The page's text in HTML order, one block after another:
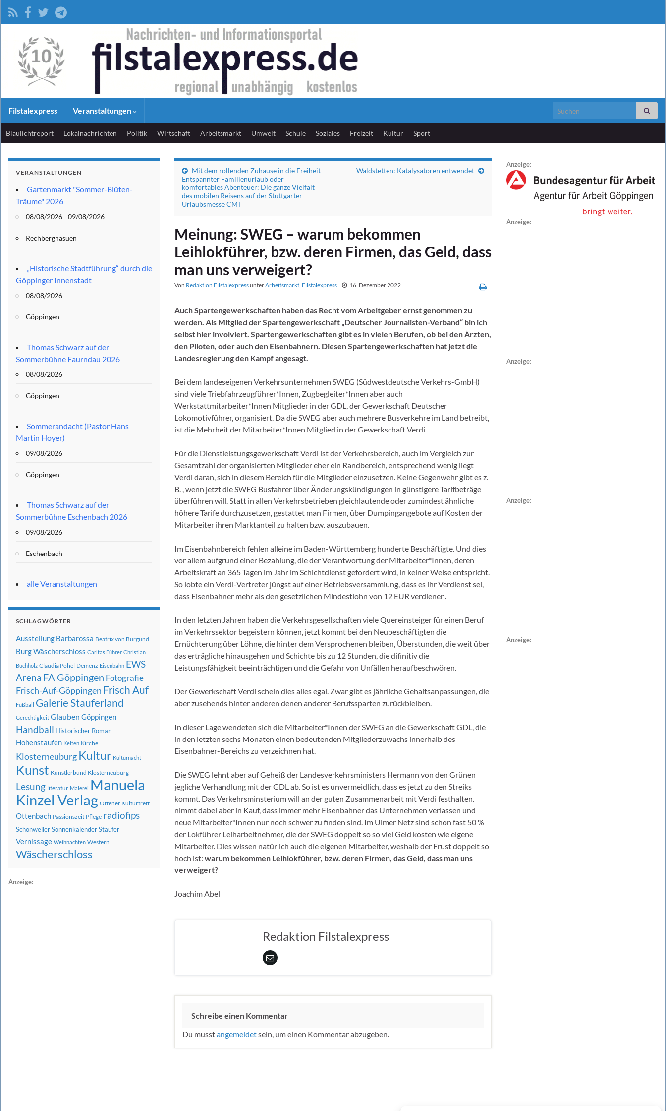
Filstalexpress Veranstaltungen Search for:
Blaulichtreport Lokalnachrichten Politik Wirtschaft Arbeitsmarkt Umwelt Schule Soziales Freizeit Kultur Sport
Mit dem rollenden Zuhause in die Freiheit
Entspannter Familienurlaub oder
komfortables Abenteuer: Die ganze Vielfalt
des mobilen Reisens auf der Stuttgarter
Urlaubsmesse CMT
Waldstetten: Katalysatoren entwendet
Meinung: SWEG – warum bekommen
Leihlokführer, bzw. deren Firmen, das Geld, dass
man uns verweigert?
Von Redaktion FilstalexpressunterArbeitsmarkt, Filstalexpress 16. Dezember 2022
Auch Spartengewerkschaften haben das Recht vom Arbeitgeber ernst genommen zu
werden. Als Mitglied der Spartengewerkschaft „Deutscher Journalisten-Verband“ bin ich
selbst hier involviert. Spartengewerkschaften gibt es in vielen Berufen, ob bei den Ärzten,
den Piloten, oder auch den Eisenbahnern. Diesen Spartengewerkschaften hat jetzt die
Landesregierung den Kampf angesagt.
Bei dem landeseigenen Verkehrsunternehmen SWEG (Südwestdeutsche Verkehrs-GmbH)
sind viele Triebfahrzeugführer*Innen, Zugbegleiter*Innen aber auch
Werkstattmitarbeiter*Innen Mitglieder in der GDL, der Gewerkschaft Deutscher
Lokomotivführer, organisiert. Da die SWEG aber auch mehrere Busverkehre im Land betreibt,
ist die Mehrheit der Mitarbeiter*Innen Mitglied in der Gewerkschaft Verdi.
Für die Dienstleistungsgewerkschaft Verdi ist der Verkehrsbereich, auch im Vergleich zur
Gesamtzahl der organisierten Mitglieder eher ein Randbereich, entsprechend wenig liegt
Verdi daran, sich in diesem Bereich für die Mitglieder einzusetzen. Keine Gegenwehr gibt es z.
B. , wenn jetzt die SWEG Busfahrer über Änderungskündigungen in günstigere Tarifbeträge
überführen will. Statt in allen Verkehrsbetrieben gleichlautende oder zumindest ähnliche
höhere Tarife durchzusetzen, gestattet man Firmen, über Dumpingangebote auf Kosten der
Mitarbeiter ihren Marktanteil zu halten bzw. auszubauen.
Im Eisenbahnbereich fehlen alleine im Baden-Württemberg hunderte Beschäftigte. Und dies
vor allem aufgrund einer Bezahlung, die der Verantwortung der Mitarbeiter*Innen, deren
Arbeitskraft an 365 Tagen im Jahr im Schichtdienst gefordert wird, in keiner Weise entspricht.
So lobte ein Verdi-Vertreter jüngst auf einer Betriebsversammlung, dass es ihr Verdienst sei,
dass Eisenbahner mehr als den gesetzlichen Mindestlohn von 12 EUR verdienen.
In den letzten Jahren haben die Verkehrsgesellschaften viele Quereinsteiger für einen Beruf
im Verkehrssektor begeistern können, jetzt kommt bei den Neubeschäftigten die
Ernüchterung über Löhne, die hinter dem Versprochenen bleiben, Überstunden, die weit über
das erträgliche hinausgehen und Schichte bis zu 12 Stunden, die difinitiv die
Leistungsfähigkeit beeinträchtigen und die Gefahr von Unfällen heraufbeschwören.
Der Gewerkschaft Verdi schein dies alles egal. Zwar gibt es jährliche Gehaltsanpassungen, die
aber zusehends hinter anderen denen anderer Berufssparten zurückbleiben.
In dieser Lage wendeten sich die Mitarbeiter*Innen der SWEG an die Gewerkschaft GDL, die
in den letzten sechs Monaten einen bedeutenden Mitgliederzuwachs innerhalb des
Eisenbahner-Bereichs zu verzeichnen hat.
Die SWEG lehnt aber auf Geheiß der Landesverkehrsministers Hermann von den Grünen
jegliche Verhandlung mit der GDL ab. So ist es unvermeidlich, dass es jetzt zu den Streiks
kommt. Das Verkehrsminsterium will an der guten Zusammenarbeit mit Verdi festhalten,
nimmt dabei aber in Kauf, dass immer mehr Eisenbahner das Unternehmen verlassen und
neue Mitarbeiter*Innen nur noch schwer zu finden sind. Im Ulmer Netz sind schon fast 50 %
der Lokführer Leiharbeitnehmer, die der SWEG doppelt so so viel Geld kosten wie eigene
Mitarbeiter. Dies wissen natürlich auch die eigenen Mitarbeiter, weshalb der Frust doppelt so
hoch ist: warum bekommen Leihlokführer, bzw. deren Firmen, das Geld, dass man uns
verweigert?
Joachim Abel
Redaktion Filstalexpress
Schreibe einen Kommentar
Du musstangemeldetsein, um einen Kommentar abzugeben.
VERANSTALTUNGEN
Gartenmarkt "Sommer-Blüten-
Träume" 2026
08/08/2026 - 09/08/2026
Rechberghasuen
„Historische Stadtführung“ durch die
Göppinger Innenstadt
08/08/2026
Göppingen
Thomas Schwarz auf der
Sommerbühne Faurndau 2026
08/08/2026
Göppingen
Sommerandacht (Pastor Hans
Martin Hoyer)
09/08/2026
Göppingen
Thomas Schwarz auf der
Sommerbühne Eschenbach 2026
09/08/2026
Eschenbach
alle Veranstaltungen
SCHLAGWÖRTER
Ausstellung Barbarossa Beatrix von Burgund
Burg Wäscherschloss Caritas Führer Christian
Buchholz Claudia Pohel Demenz Eisenbahn EWS
Arena FA Göppingen Fotografie
Frisch-Auf-Göppingen Frisch Auf
Fußball Galerie Stauferland
Gerechtigkeit Glauben Göppingen
Handball Historischer Roman
Hohenstaufen Kelten Kirche
Klosterneuburg Kultur Kulturnacht
Kunst Künstlerbund Klosterneuburg
Lesung literatur Malerei Manuela
Kinzel Verlag Offener Kulturtreff
Ottenbach Passionszeit Pflege radiofips
SchönweilerSonnenkalenderStaufer
Vernissage Weihnachten Western
Wäscherschloss
Anzeige:
Anzeige:
Anzeige:
Anzeige:
Anzeige:
Anzeige: